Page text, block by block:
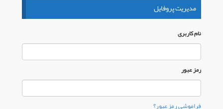
مدیریت پروفایل
نام كاربری
رمز عبور
فراموشی رمز عبور؟